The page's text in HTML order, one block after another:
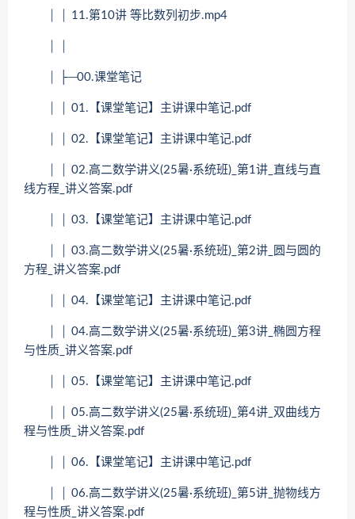
│ │ 11.第10讲 等比数列初步.mp4
│ ├─00.课堂笔记
│ │ 01.【课堂笔记】主讲课中笔记.pdf
│ │ 02.【课堂笔记】主讲课中笔记.pdf
│ │ 02.高二数学讲义(25暑·系统班)_第1讲_直线与直
线方程_讲义答案.pdf
│ │ 03.【课堂笔记】主讲课中笔记.pdf
│ │ 03.高二数学讲义(25暑·系统班)_第2讲_圆与圆的
方程_讲义答案.pdf
│ │ 04.【课堂笔记】主讲课中笔记.pdf
│ │ 04.高二数学讲义(25暑·系统班)_第3讲_椭圆方程
与性质_讲义答案.pdf
│ │ 05.【课堂笔记】主讲课中笔记.pdf
│ │ 05.高二数学讲义(25暑·系统班)_第4讲_双曲线方
程与性质_讲义答案.pdf
│ │ 06.【课堂笔记】主讲课中笔记.pdf
│ │ 06.高二数学讲义(25暑·系统班)_第5讲_抛物线方
程与性质_讲义答案.pdf